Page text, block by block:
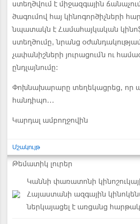
ստեղծվում է միջազգային
ծագումով հայ կինոգործիչների
նպատակն է Համահայկական
ստեղծումը, նրանց
չափանիշների յուրացումն ու
ընդլայնումը:
Փոխնախարարը տեղեկացրեց, որ
հանդիպո...
Կարդալ ամբողջովին
Մշակույթ
Թեմատիկ լուրեր
Կաննի փառատոնի
Հայաստանի ազգային
ներկայացել է առցանց